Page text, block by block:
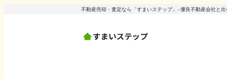
不動産売却・査定なら「すまいステップ」- 優良不動産会社と